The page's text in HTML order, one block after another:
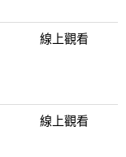
線上觀看
線上觀看